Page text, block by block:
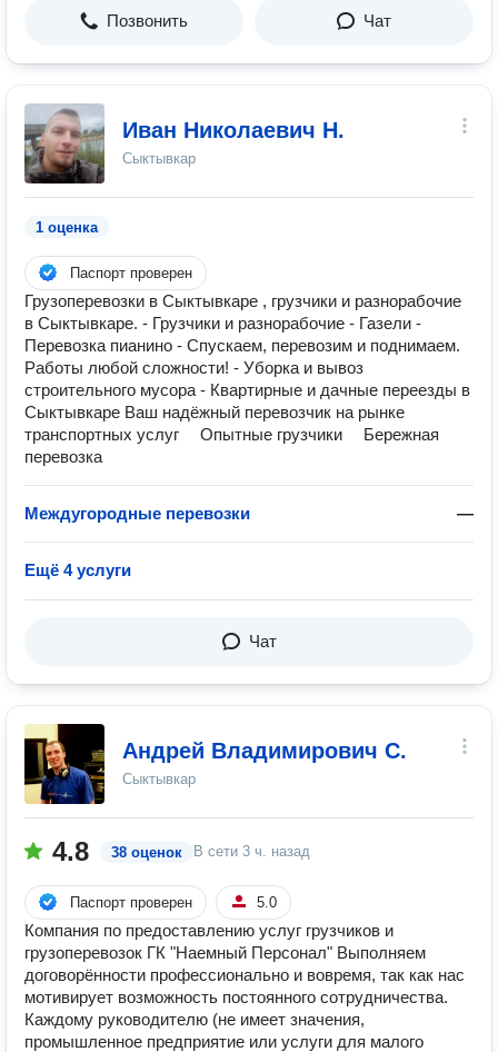
Позвонить Чат
Иван Николаевич Н.
Сыктывкар
1 оценка
Паспорт проверен
Грузоперевозки в Сыктывкаре , грузчики и разнорабочие
в Сыктывкаре. - Грузчики и разнорабочие - Газели -
Перевозка пианино - Спускаем, перевозим и поднимаем.
Работы любой сложности! - Уборка и вывоз
строительного мусора - Квартирные и дачные переезды в
Сыктывкаре Ваш надёжный перевозчик на рынке
транспортных услуг ⠀ Опытные грузчики ⠀ Бережная
перевозка
Междугородные перевозки —
Ещё 4 услуги
Чат
Андрей Владимирович С.
Сыктывкар
4.8 38 оценок В сети 3 ч. назад
Паспорт проверен 5.0
Компания по предоставлению услуг грузчиков и
грузоперевозок ГК "Наемный Персонал" Выполняем
договорённости профессионально и вовремя, так как нас
мотивирует возможность постоянного сотрудничества.
Каждому руководителю (не имеет значения,
промышленное предприятие или услуги для малого